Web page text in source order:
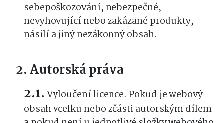
sebepoškozování, nebezpečné,
nevyhovující nebo zakázané produkty,
násilí a jiný nezákonný obsah.
Autorská práva
Vyloučení licence. Pokud je webový
obsah vcelku nebo zčásti autorským dílem